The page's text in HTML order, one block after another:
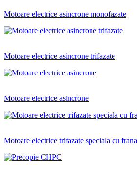
Motoare electrice asincrone monofazate
Motoare electrice asincrone trifazate
Motoare electrice asincrone
Motoare electrice trifazate speciala cu frana